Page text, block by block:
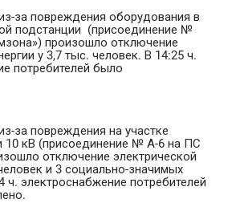
за повреждения оборудования в
подстанции (присоединение №
произошло отключение
у 3,7 тыс. человек. В 14:25 ч.
потребителей было
за повреждения на участке
10 кВ (присоединение № А-6 на ПС
отключение электрической
и 3 социально-значимых
ч. электроснабжение потребителей